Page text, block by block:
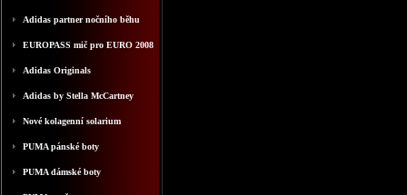
Adidas partner nočního běhu
EUROPASS mič pro EURO 2008
Adidas Originals
Adidas by Stella McCartney
Nové kolagenní solarium
PUMA pánské boty
PUMA dámské boty